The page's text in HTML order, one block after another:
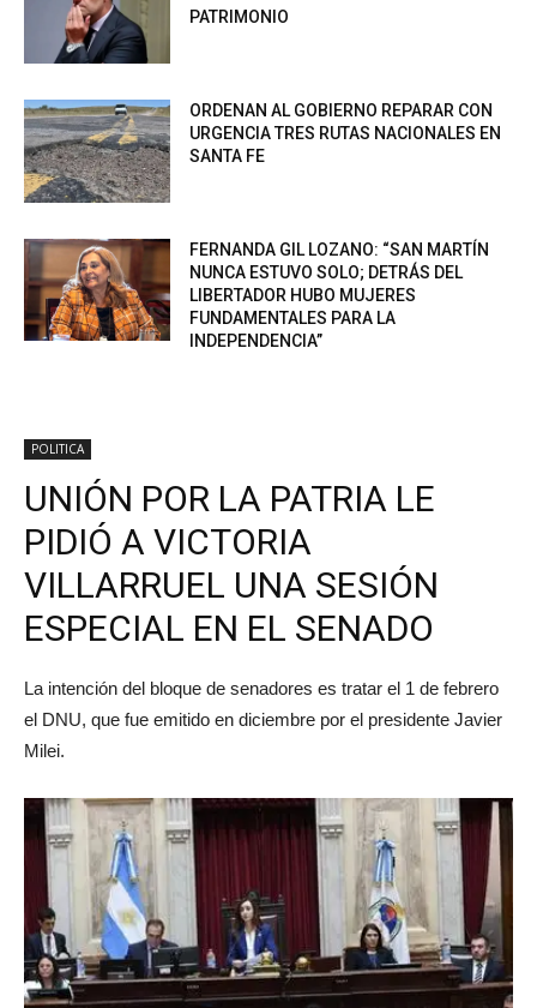
PATRIMONIO
ORDENAN AL GOBIERNO REPARAR CON
URGENCIA TRES RUTAS NACIONALES EN
SANTA FE
FERNANDA GIL LOZANO: “SAN MARTÍN
NUNCA ESTUVO SOLO; DETRÁS DEL
LIBERTADOR HUBO MUJERES
FUNDAMENTALES PARA LA
INDEPENDENCIA”